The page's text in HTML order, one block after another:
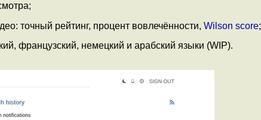
точный рейтинг, процент вовлечённости, Wilson score;
французский, немецкий и арабский языки (WIP).